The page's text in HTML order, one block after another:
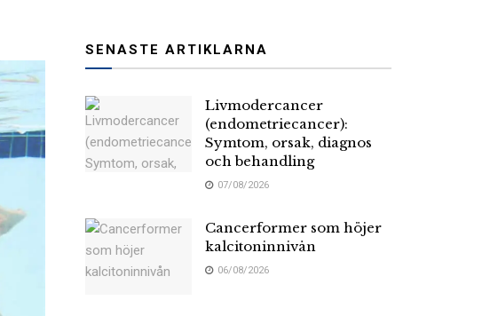
SENASTE ARTIKLARNA
Livmodercancer
(endometriecancer):
Symtom, orsak, diagnos
och behandling
07/08/2026
Cancerformer som höjer
kalcitoninnivån
06/08/2026